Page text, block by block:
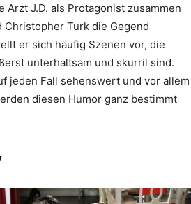
Arzt J.D. als Protagonist zusammen
Turk die Gegend
er sich häufig Szenen vor, die
unterhaltsam und skurril sind.
jeden Fall sehenswert und vor allem
diesen Humor ganz bestimmt